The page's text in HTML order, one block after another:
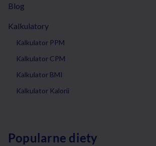
Blog
Kalkulatory
Kalkulator PPM
Kalkulator CPM
Kalkulator BMI
Kalkulator Kalorii
Popularne diety